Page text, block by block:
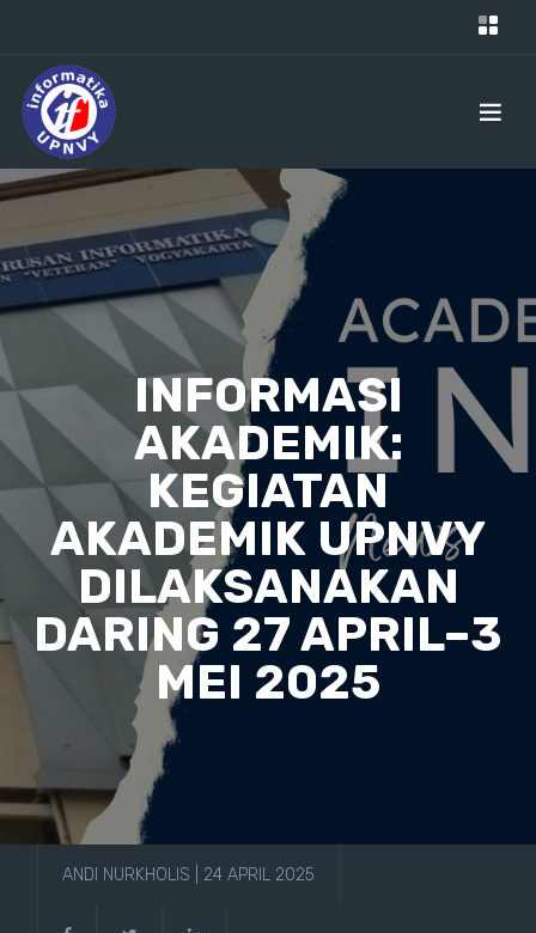
INFORMASI
AKADEMIK:
KEGIATAN
AKADEMIK UPNVY
DILAKSANAKAN
DARING 27 APRIL–3
MEI 2025
ANDI NURKHOLIS | 24 APRIL 2025